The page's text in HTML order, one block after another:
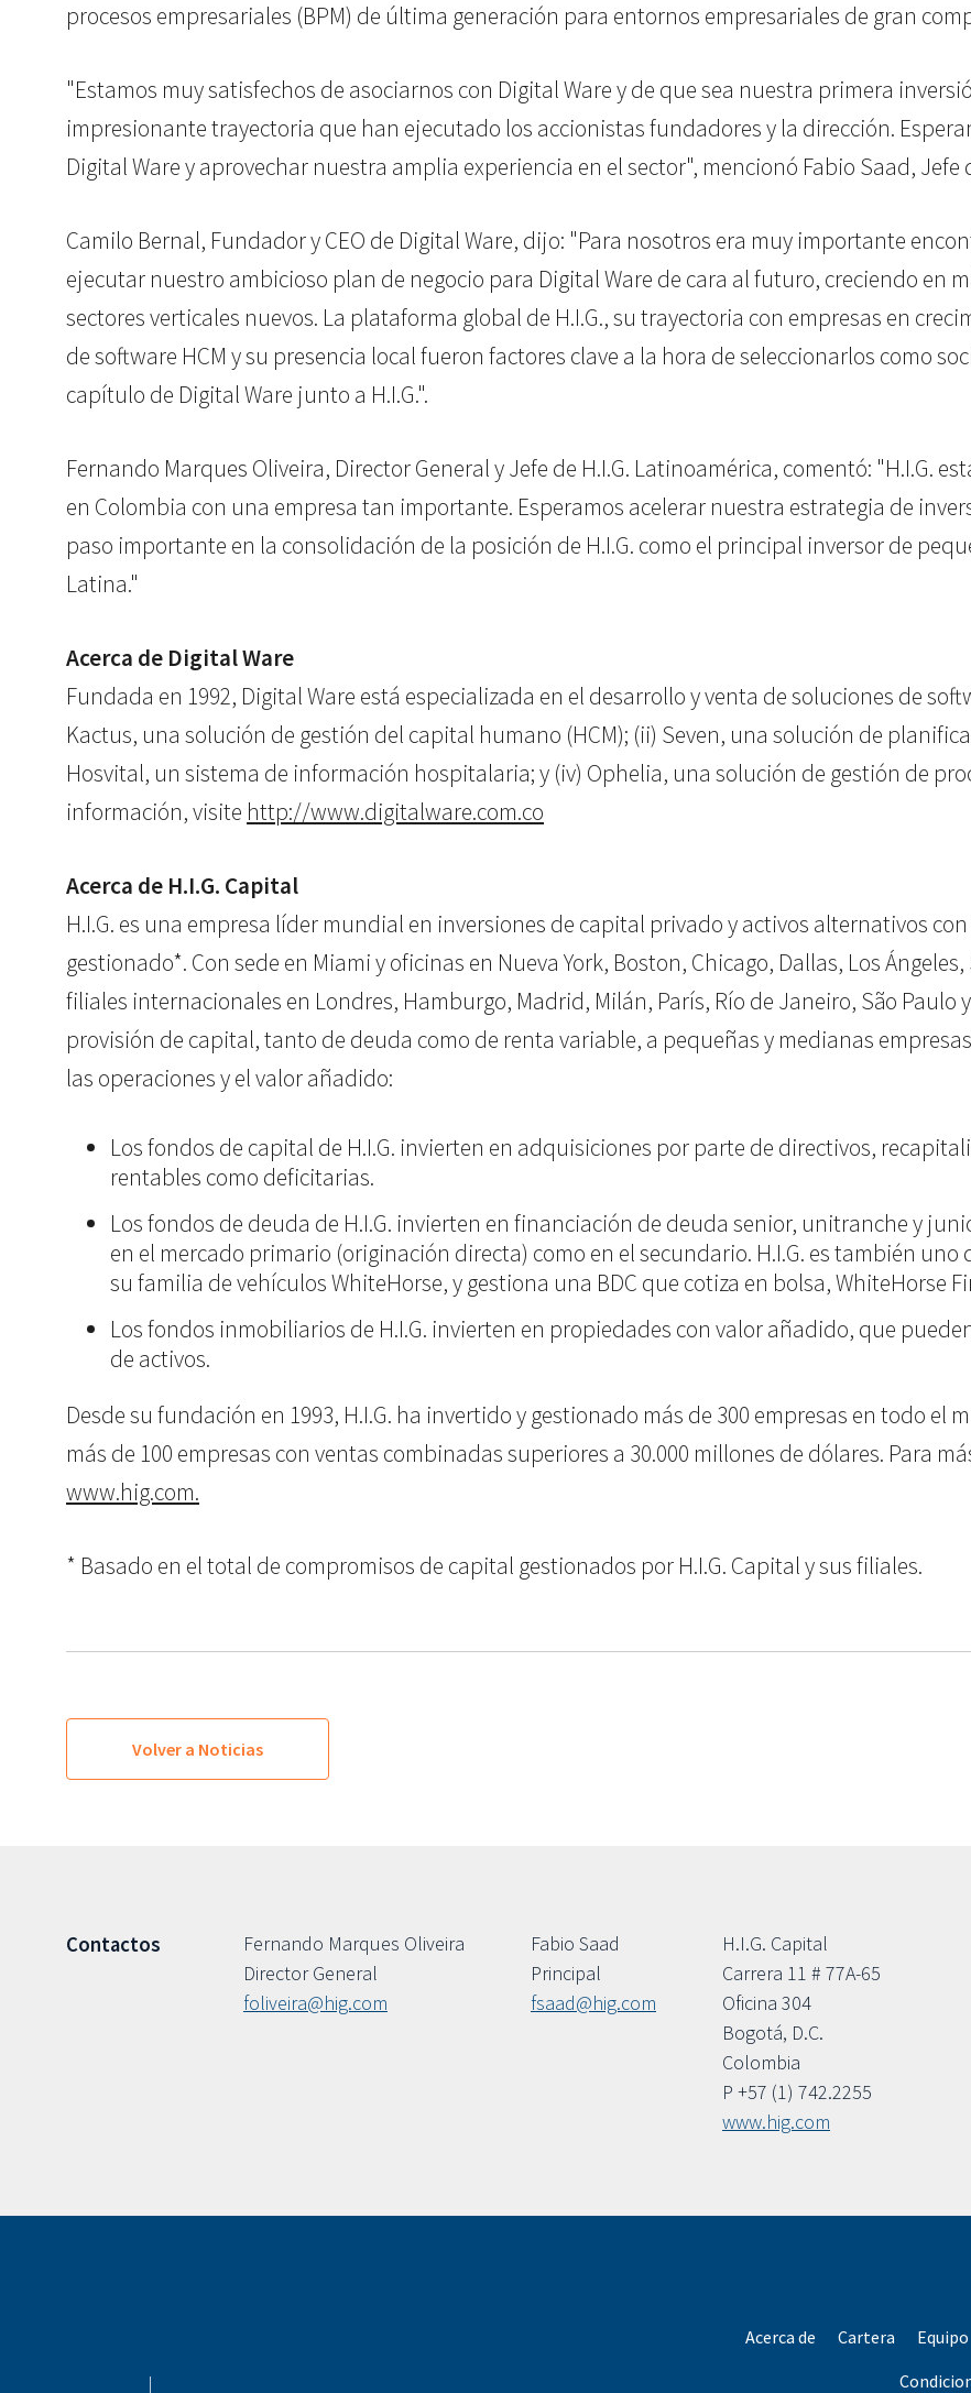
procesos empresariales (BPM) de última generación para entornos empresariales de gran
"Estamos muy satisfechos de asociarnos con Digital Ware y de que sea nuestra primera
impresionante trayectoria que han ejecutado los accionistas fundadores y la dirección.
Digital Ware y aprovechar nuestra amplia experiencia en el sector", mencionó Fabio Saad, Jefe
Camilo Bernal, Fundador y CEO de Digital Ware, dijo: "Para nosotros era muy importante
ejecutar nuestro ambicioso plan de negocio para Digital Ware de cara al futuro, creciendo en
sectores verticales nuevos. La plataforma global de H.I.G., su trayectoria con empresas en
de software HCM y su presencia local fueron factores clave a la hora de seleccionarlos como
capítulo de Digital Ware junto a H.I.G.".
Fernando Marques Oliveira, Director General y Jefe de H.I.G. Latinoamérica, comentó: "H.I.G.
en Colombia con una empresa tan importante. Esperamos acelerar nuestra estrategia de
paso importante en la consolidación de la posición de H.I.G. como el principal inversor de
Latina."
Acerca de Digital Ware
Fundada en 1992, Digital Ware está especializada en el desarrollo y venta de soluciones de
Kactus, una solución de gestión del capital humano (HCM); (ii) Seven, una solución de
Hosvital, un sistema de información hospitalaria; y (iv) Ophelia, una solución de gestión de
información, visite http://www.digitalware.com.co
Acerca de H.I.G. Capital
H.I.G. es una empresa líder mundial en inversiones de capital privado y activos alternativos
gestionado*. Con sede en Miami y oficinas en Nueva York, Boston, Chicago, Dallas, Los
filiales internacionales en Londres, Hamburgo, Madrid, Milán, París, Río de Janeiro, São Paulo
provisión de capital, tanto de deuda como de renta variable, a pequeñas y medianas
las operaciones y el valor añadido:
Los fondos de capital de H.I.G. invierten en adquisiciones por parte de directivos,
rentables como deficitarias.
Los fondos de deuda de H.I.G. invierten en financiación de deuda senior, unitranche y
en el mercado primario (originación directa) como en el secundario. H.I.G. es también uno
su familia de vehículos WhiteHorse, y gestiona una BDC que cotiza en bolsa, WhiteHorse
Los fondos inmobiliarios de H.I.G. invierten en propiedades con valor añadido, que
de activos.
Desde su fundación en 1993, H.I.G. ha invertido y gestionado más de 300 empresas en todo el
más de 100 empresas con ventas combinadas superiores a 30.000 millones de dólares. Para
www.hig.com.
* Basado en el total de compromisos de capital gestionados por H.I.G. Capital y sus filiales.
Volver a Noticias
Contactos
Fernando Marques Oliveira
Director General
foliveira@hig.com
Fabio Saad
Principal
fsaad@hig.com
H.I.G. Capital
Carrera 11 # 77A-65
Oficina 304
Bogotá, D.C.
Colombia
P +57 (1) 742.2255
www.hig.com
Acerca de Cartera Equipo